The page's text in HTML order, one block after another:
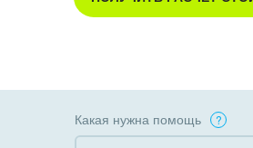
Какая нужна помощь